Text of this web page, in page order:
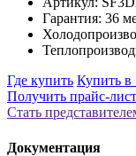
Гарантия: 36
Где купить Купить в
Получить прайс-лист
Стать
Документация